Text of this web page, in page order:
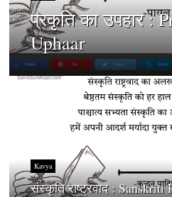
प्रकृति का उपहार :
Uphaar
Kavya
संस्कृति राष्ट्रवाद : Sanskriti